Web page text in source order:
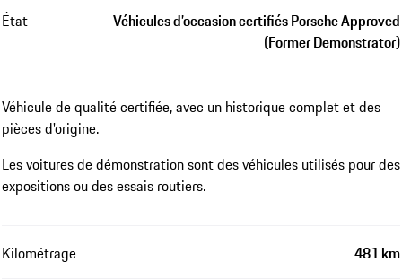
État
Véhicules d’occasion certifiés Porsche Approved
(Former Demonstrator)
Véhicule de qualité certifiée, avec un historique complet et des
pièces d'origine.
Les voitures de démonstration sont des véhicules utilisés pour des
expositions ou des essais routiers.
Kilométrage 481 km